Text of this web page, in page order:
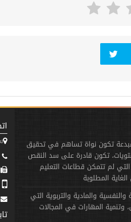
تكون نواة تساهم في تحقيق
تكون قادرة على سد النقص
لم تتمكن قطاعات التعليم
المطلوبة
والنفسية والمادية والتربوية التي
وتنمية المهارات في المجالات